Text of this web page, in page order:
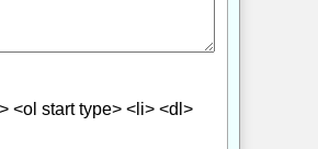
<ol start type> <li> <dl>